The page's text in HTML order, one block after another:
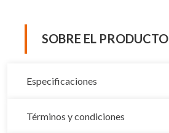
SOBRE EL PRODUCTO
Especificaciones
Términos y condiciones